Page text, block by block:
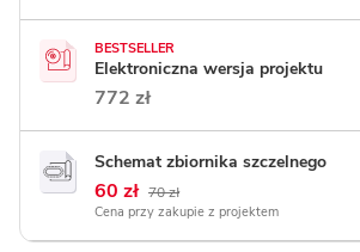
BESTSELLER
Elektroniczna wersja projektu
772 zł
Schemat zbiornika szczelnego
70 zł
60 zł
Cena przy zakupie z projektem